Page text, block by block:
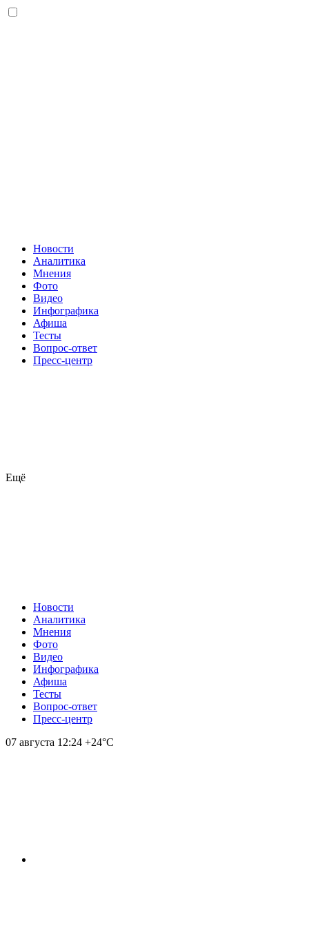
Новости
Аналитика
Мнения
Фото
Видео
Инфографика
Афиша
Тесты
Вопрос-ответ
Пресс-центр
Ещё
Новости
Аналитика
Мнения
Фото
Видео
Инфографика
Афиша
Тесты
Вопрос-ответ
Пресс-центр
07 августа 12:24 +24°С